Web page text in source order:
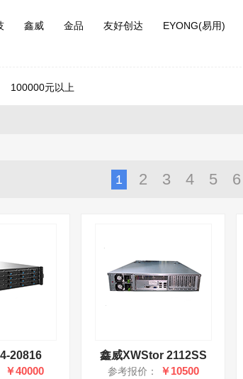
鑫威 金品 友好创达 EYONG(易用)
100000元以上
1 2 3 4 5 6
20816
￥40000
鑫威XWStor 2112SS
参考报价： ￥10500